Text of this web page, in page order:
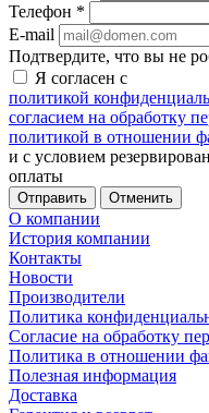
Телефон *
E-mail
Подтвердите, что вы не
Я согласен с
политикой
согласием на обработку
политикой в отношении
и с условием
оплаты
Отменить
О компании
История компании
Контакты
Новости
Производители
Политика
Согласие на обработку
Политика в отношении
Полезная информация
Доставка